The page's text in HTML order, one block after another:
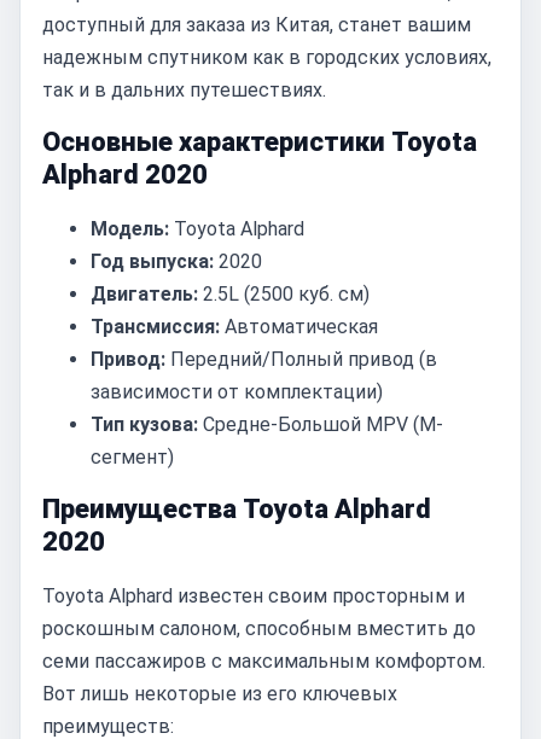
доступный для заказа из Китая, станет вашим
надежным спутником как в городских условиях,
так и в дальних путешествиях.
Основные характеристики Toyota
Alphard 2020
Модель: Toyota Alphard
Год выпуска: 2020
Двигатель: 2.5L (2500 куб. см)
Трансмиссия: Автоматическая
Привод: Передний/Полный привод (в
зависимости от комплектации)
Тип кузова: Средне-Большой MPV (M-
сегмент)
Преимущества Toyota Alphard
2020
Toyota Alphard известен своим просторным и
роскошным салоном, способным вместить до
семи пассажиров с максимальным комфортом.
Вот лишь некоторые из его ключевых
преимуществ: